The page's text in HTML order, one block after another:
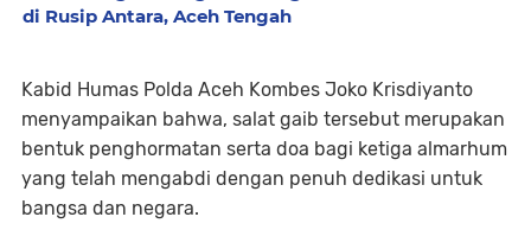
di Rusip Antara, Aceh Tengah
Kabid Humas Polda Aceh Kombes Joko Krisdiyanto
menyampaikan bahwa, salat gaib tersebut merupakan
bentuk penghormatan serta doa bagi ketiga almarhum
yang telah mengabdi dengan penuh dedikasi untuk
bangsa dan negara.